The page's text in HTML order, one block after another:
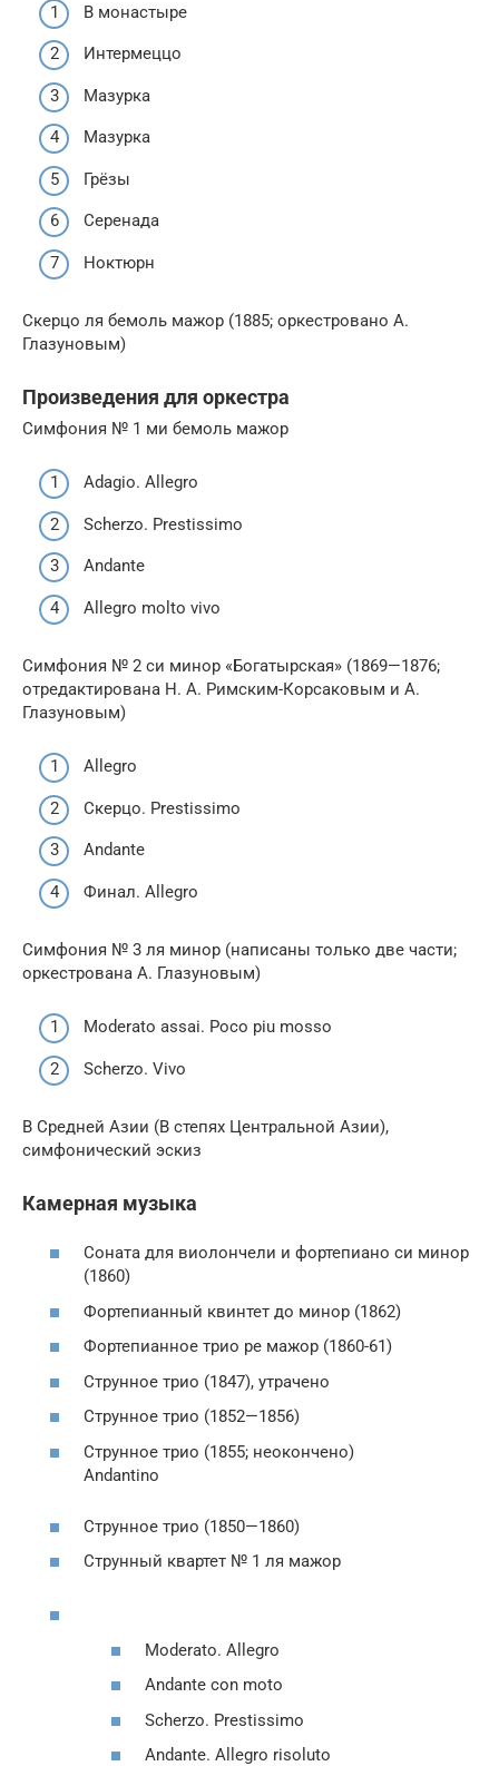
В монастыре
Интермеццо
Мазурка
Мазурка
Грёзы
Серенада
Ноктюрн
Скерцо ля бемоль мажор (1885; оркестровано А.
Глазуновым)
Произведения для оркестра
Симфония № 1 ми бемоль мажор
Adagio. Allegro
Scherzo. Prestissimo
Andante
Allegro molto vivo
Симфония № 2 си минор «Богатырская» (1869—1876;
отредактирована Н. А. Римским-Корсаковым и А.
Глазуновым)
Allegro
Скерцо. Prestissimo
Andante
Финал. Allegro
Симфония № 3 ля минор (написаны только две части;
оркестрована А. Глазуновым)
Moderato assai. Poco piu mosso
Scherzo. Vivo
В Средней Азии (В степях Центральной Азии),
симфонический эскиз
Камерная музыка
Соната для виолончели и фортепиано си минор
(1860)
Фортепианный квинтет до минор (1862)
Фортепианное трио ре мажор (1860-61)
Струнное трио (1847), утрачено
Струнное трио (1852—1856)
Струнное трио (1855; неокончено)
Andantino
Струнное трио (1850—1860)
Струнный квартет № 1 ля мажор
Moderato. Allegro
Andante con moto
Scherzo. Prestissimo
Andante. Allegro risoluto